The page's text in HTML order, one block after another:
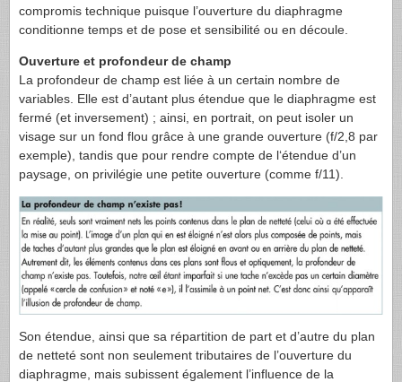
compromis technique puisque l’ouverture du diaphragme
conditionne temps et de pose et sensibilité ou en découle.
Ouverture et profondeur de champ
La profondeur de champ est liée à un certain nombre de
variables. Elle est d’autant plus étendue que le diaphragme est
fermé (et inversement) ; ainsi, en portrait, on peut isoler un
visage sur un fond flou grâce à une grande ouverture (f/2,8 par
exemple), tandis que pour rendre compte de l‘étendue d’un
paysage, on privilégie une petite ouverture (comme f/11).
Son étendue, ainsi que sa répartition de part et d’autre du plan
de netteté sont non seulement tributaires de l’ouverture du
diaphragme, mais subissent également l’influence de la